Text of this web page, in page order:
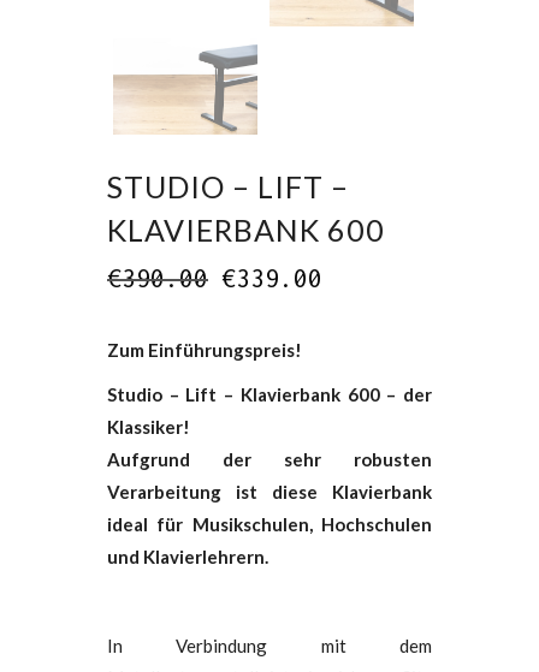
STUDIO – LIFT –
KLAVIERBANK 600
€390.00 €339.00
Zum Einführungspreis!
Studio – Lift – Klavierbank 600 – der
Klassiker!
Aufgrund der sehr robusten
Verarbeitung ist diese Klavierbank
ideal für Musikschulen, Hochschulen
und Klavierlehrern.
In Verbindung mit dem